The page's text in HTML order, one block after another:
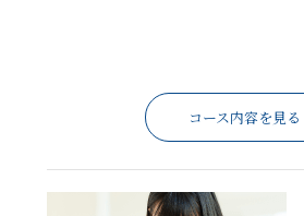
コース内容を見る